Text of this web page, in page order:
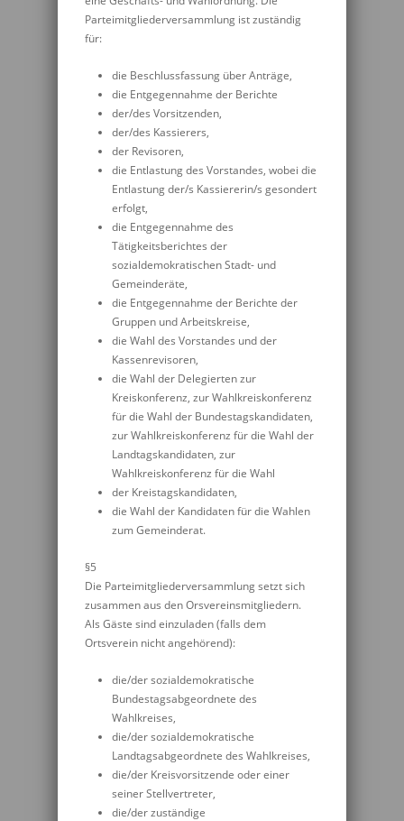
Parteimitgliederversammlung ist zuständig
für:
die Beschlussfassung über Anträge,
die Entgegennahme der Berichte
der/des Vorsitzenden,
der/des Kassierers,
der Revisoren,
die Entlastung des Vorstandes, wobei die
Entlastung der/s Kassiererin/s gesondert
erfolgt,
die Entgegennahme des
Tätigkeitsberichtes der
sozialdemokratischen Stadt- und
Gemeinderäte,
die Entgegennahme der Berichte der
Gruppen und Arbeitskreise,
die Wahl des Vorstandes und der
Kassenrevisoren,
die Wahl der Delegierten zur
Kreiskonferenz, zur Wahlkreiskonferenz
für die Wahl der Bundestagskandidaten,
zur Wahlkreiskonferenz für die Wahl der
Landtagskandidaten, zur
Wahlkreiskonferenz für die Wahl
der Kreistagskandidaten,
die Wahl der Kandidaten für die Wahlen
zum Gemeinderat.
§5
Die Parteimitgliederversammlung setzt sich
zusammen aus den Orsvereinsmitgliedern.
Als Gäste sind einzuladen (falls dem
Ortsverein nicht angehörend):
die/der sozialdemokratische
Bundestagsabgeordnete des
Wahlkreises,
die/der sozialdemokratische
Landtagsabgeordnete des Wahlkreises,
die/der Kreisvorsitzende oder einer
seiner Stellvertreter,
die/der zuständige